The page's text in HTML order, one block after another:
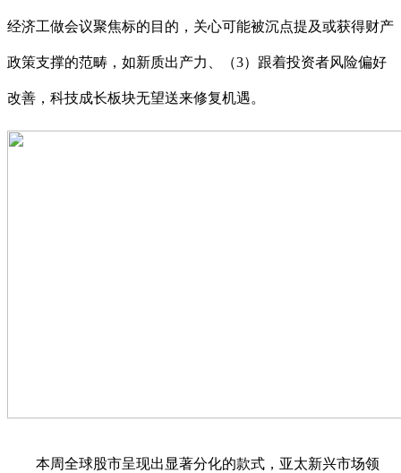
经济工做会议聚焦标的目的，关心可能被沉点提及或获得财产
政策支撑的范畴，如新质出产力、（3）跟着投资者风险偏好
改善，科技成长板块无望送来修复机遇。
本周全球股市呈现出显著分化的款式，亚太新兴市场领